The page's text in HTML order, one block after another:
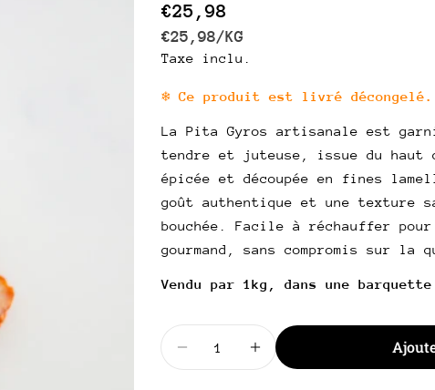
Prix
​​
habituel
€25,98
PRIX
€25,98/PAR
KG
Taxe inclu.
❄️ Ce produit est livré décongelé.
La Pita Gyros artisanale est
tendre et juteuse, issue du haut
épicée et découpée en fines
goût authentique et une texture
bouchée. Facile à réchauffer
gourmand, sans compromis sur la
Vendu par 1kg, dans une barquette
Diminuer la quantité pour Pita
Augmenter la
Partager ce produit
Facebook
sur
sur
poser une
nom
email
Votre